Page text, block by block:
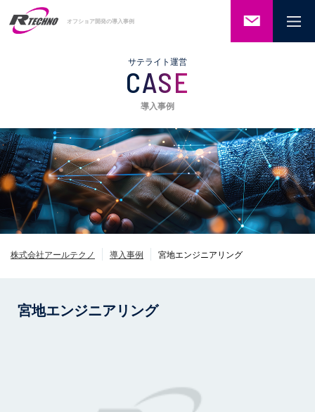
オフショア開発の導入事例 ご相談・
わせ
サテライト運営
CASE
導入事例
株式会社アールテクノ 導入事例 宮地エンジニアリング
宮地エンジニアリング